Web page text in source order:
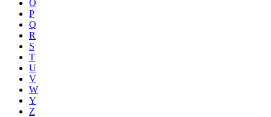
O
P
Q
R
S
T
U
V
W
Y
Z